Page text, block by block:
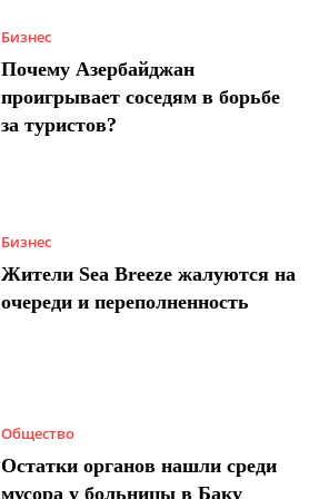
Бизнес
Почему Азербайджан
проигрывает соседям в борьбе
за туристов?
Бизнес
Жители Sea Breeze жалуются на
очереди и переполненность
Общество
Остатки органов нашли среди
мусора у больницы в Баку